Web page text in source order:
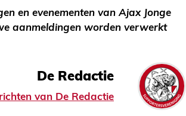
en evenementen van Ajax Jonge
aanmeldingen worden verwerkt
De Redactie
van De Redactie